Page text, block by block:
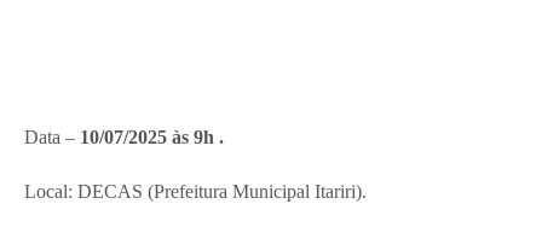
Data – 10/07/2025 às 9h .
Local: DECAS (Prefeitura Municipal Itariri).